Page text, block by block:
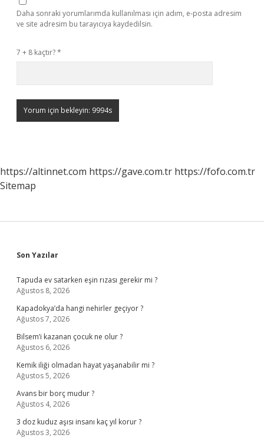
Daha sonraki yorumlarımda kullanılması için adım, e-posta adresim
ve site adresim bu tarayıcıya kaydedilsin.
7 + 8 kaçtır?*
https://altinnet.com https://gave.com.tr https://fofo.com.tr
Sitemap
Sidebar
Son Yazılar
Tapuda ev satarken eşin rızası gerekir mi ?
Ağustos 8, 2026
Kapadokya’da hangi nehirler geçiyor ?
Ağustos 7, 2026
Bilsem’i kazanan çocuk ne olur ?
Ağustos 6, 2026
Kemik iliği olmadan hayat yaşanabilir mi ?
Ağustos 5, 2026
Avans bir borç mudur ?
Ağustos 4, 2026
3 doz kuduz aşısı insanı kaç yıl korur ?
Ağustos 3, 2026